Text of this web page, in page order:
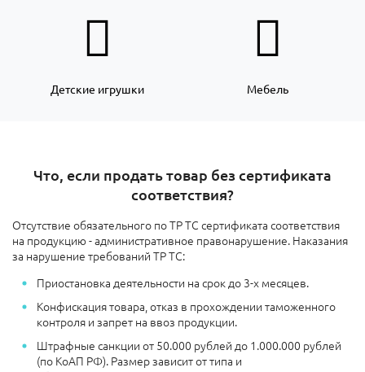
Детские игрушки Мебель
Что, если продать товар без сертификата
соответствия?
Отсутствие обязательного по ТР ТС сертификата соответствия
на продукцию - административное правонарушение. Наказания
за нарушение требований ТР ТС:
Приостановка деятельности на срок до 3-х месяцев.
Конфискация товара, отказ в прохождении таможенного
контроля и запрет на ввоз продукции.
Штрафные санкции от 50.000 рублей до 1.000.000 рублей
(по КоАП РФ). Размер зависит от типа и